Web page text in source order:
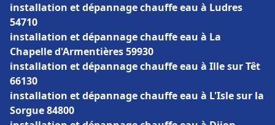
installation et dépannage chauffe eau à Ludres
54710
installation et dépannage chauffe eau à La
Chapelle d'Armentières 59930
installation et dépannage chauffe eau à Ille sur Têt
66130
installation et dépannage chauffe eau à L'Isle sur la
Sorgue 84800